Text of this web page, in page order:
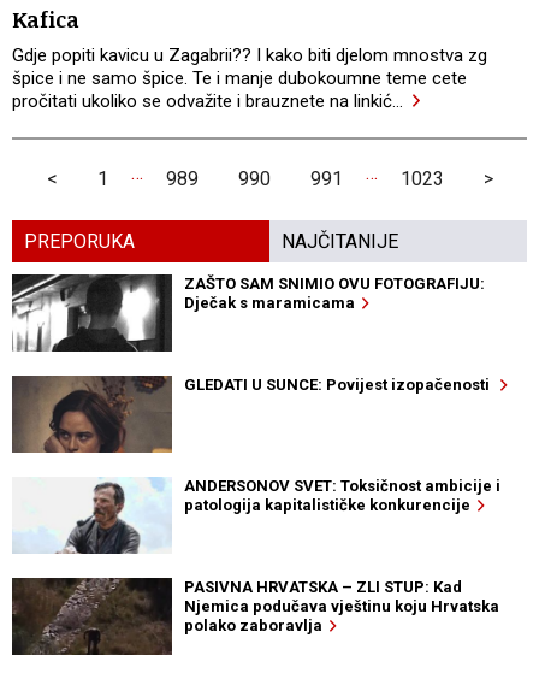
Kafica
Gdje popiti kavicu u Zagabrii?? I kako biti djelom mnostva zg
špice i ne samo špice. Te i manje dubokoumne teme cete
pročitati ukoliko se odvažite i brauznete na linkić…
< 1 … 989 990 991 … 1023 >
PREPORUKA NAJČITANIJE
ZAŠTO SAM SNIMIO OVU FOTOGRAFIJU:
Dječak s maramicama
GLEDATI U SUNCE: Povijest izopačenosti
ANDERSONOV SVET: Toksičnost ambicije i
patologija kapitalističke konkurencije
PASIVNA HRVATSKA – ZLI STUP: Kad
Njemica podučava vještinu koju Hrvatska
polako zaboravlja